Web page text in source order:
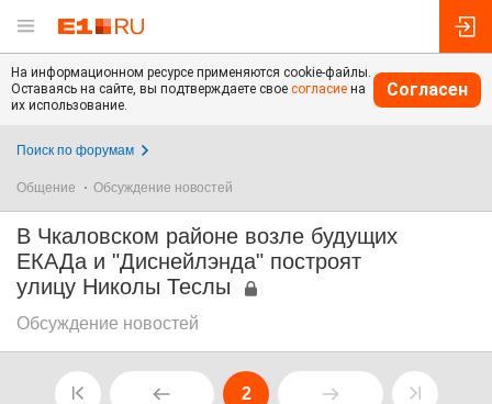
На информационном ресурсе применяются cookie-файлы.
Оставаясь на сайте, вы подтверждаете свое согласие на
их использование.
Согласен
Поиск по форумам
Общение Обсуждение новостей
В Чкаловском районе возле будущих
ЕКАДа и "Диснейлэнда" построят
улицу Николы Теслы
Обсуждение новостей
2